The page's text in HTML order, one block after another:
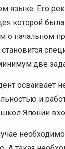
языке. Его
которой
о начальном
становится
две
осваивает
и
Японии